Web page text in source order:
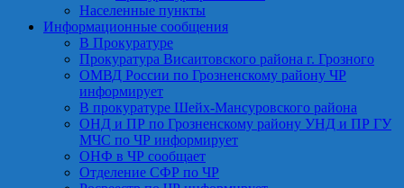
Населенные пункты
Информационные сообщения
В Прокуратуре
Прокуратура Висаитовского района г. Грозного
ОМВД России по Грозненскому району ЧР
информирует
В прокуратуре Шейх-Мансуровского района
ОНД и ПР по Грозненскому району УНД и ПР ГУ
МЧС по ЧР информирует
ОНФ в ЧР сообщает
Отделение СФР по ЧР